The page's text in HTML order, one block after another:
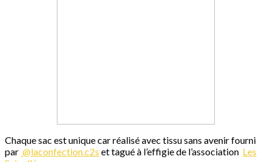
Chaque sac est unique car réalisé avec tissu sans avenir fourni
par @laconfection.c2s et tagué à l’effigie de l’association Les